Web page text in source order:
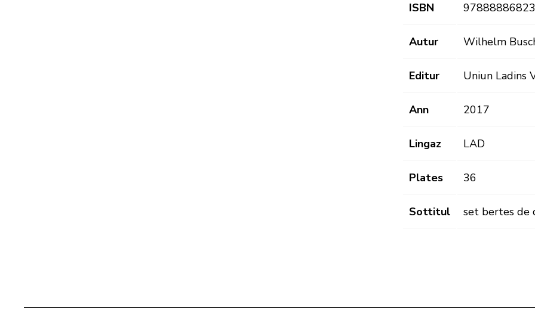
ISBN
Autur Wilhelm
Editur Uniun Ladins
Ann 2017
Lingaz LAD
Plates 36
Sottitul set bertes de